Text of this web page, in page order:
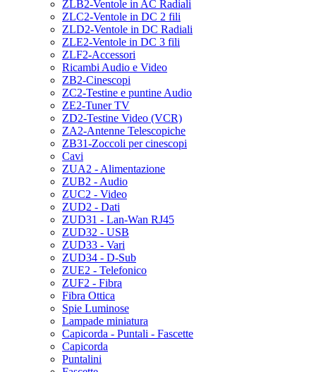
ZLB2-Ventole in AC Radiali
ZLC2-Ventole in DC 2 fili
ZLD2-Ventole in DC Radiali
ZLE2-Ventole in DC 3 fili
ZLF2-Accessori
Ricambi Audio e Video
ZB2-Cinescopi
ZC2-Testine e puntine Audio
ZE2-Tuner TV
ZD2-Testine Video (VCR)
ZA2-Antenne Telescopiche
ZB31-Zoccoli per cinescopi
Cavi
ZUA2 - Alimentazione
ZUB2 - Audio
ZUC2 - Video
ZUD2 - Dati
ZUD31 - Lan-Wan RJ45
ZUD32 - USB
ZUD33 - Vari
ZUD34 - D-Sub
ZUE2 - Telefonico
ZUF2 - Fibra
Fibra Ottica
Spie Luminose
Lampade miniatura
Capicorda - Puntali - Fascette
Capicorda
Puntalini